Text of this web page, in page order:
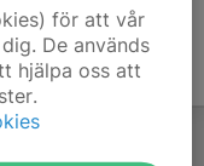
för att vår
De används
hjälpa oss att